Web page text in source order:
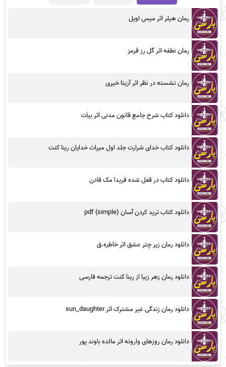
رمان هیلر اثر میس اویل
رمان نطفه اثر گل رز قرمز
رمان نشسته در نظر اثر آزیتا خیری
دانلود کتاب شرح جامع قانون مدنی اثر بیات
دانلود کتاب خدای شرارت جلد اول میراث خدایان رینا کنت
دانلود کتاب در قفل شده فریدا مک فادن
دانلود کتاب ترید کردن آسان (simple) pdf
دانلود رمان زیر چتر عشق اثر خاطره.ق
دانلود رمان زهر زیبا از رینا کنت ترجمه فارسی
دانلود رمان زندگی غیر مشترک اثر sun_daughter
دانلود رمان روزهای وارونه اثر مائده باوند پور